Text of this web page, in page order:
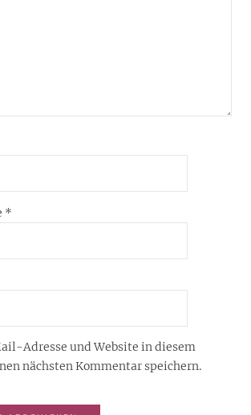
*
Adresse und Website in diesem
nächsten Kommentar speichern.